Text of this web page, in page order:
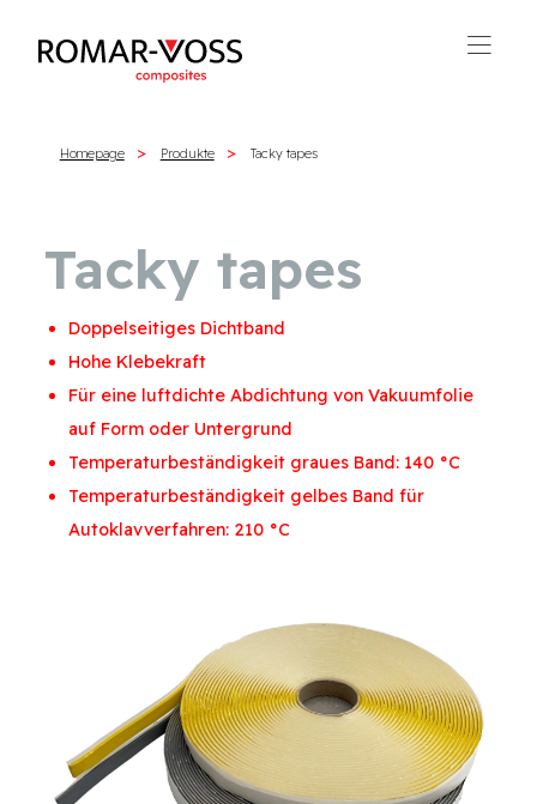
Homepage Produkte Tacky tapes
Tacky tapes
Doppelseitiges Dichtband
Hohe Klebekraft
Für eine luftdichte Abdichtung von Vakuumfolie
auf Form oder Untergrund
Temperaturbeständigkeit graues Band: 140 °C
Temperaturbeständigkeit gelbes Band für
Autoklavverfahren: 210 °C